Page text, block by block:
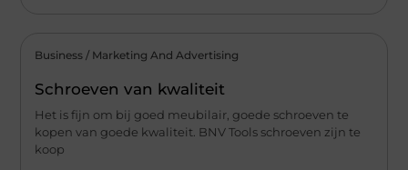
Business / Marketing And Advertising
Schroeven van kwaliteit
Het is fijn om bij goed meubilair, goede schroeven te
kopen van goede kwaliteit. BNV Tools schroeven zijn te
koop